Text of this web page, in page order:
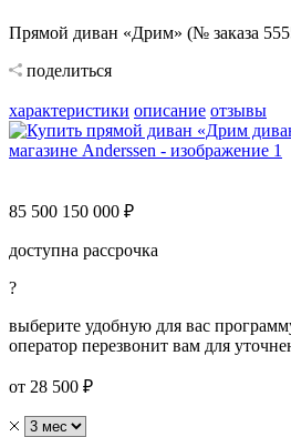
Прямой диван «Дрим» (№ заказа
поделиться
характеристики описание отзывы
85 500 150 000 ₽
доступна рассрочка
?
выберите удобную для вас
оператор перезвонит вам для
от 28 500 ₽